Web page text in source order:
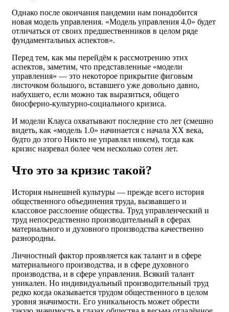
Однако после окончания пандемии нам понадобится
новая модель управления. «Модель управления 4.0» будет
отличаться от своих предшественников в целом ряде
фундаментальных аспектов».
Перед тем, как мы перейдём к рассмотрению этих
аспектов, заметим, что представленные «модели
управления» — это некоторое прикрытие фиговым
листочком большого, вставшего уже довольно давно,
набухшего, если можно так выразиться, общего
биосферно-культурно-социального кризиса.
И модели Клауса охватывают последние сто лет (смешно
видеть, как «модель 1.0» начинается с начала XX века,
будто до этого Никто не управлял никем), тогда как
кризис назревал более чем несколько сотен лет.
Что это за кризис такой?
История нынешней культуры — прежде всего история
общественного объединения труда, вызвавшего и
классовое расслоение общества. Труд управленческий и
труд непосредственно производительный в сферах
материального и духовного производства качественно
разнородны.
Личностный фактор проявляется как талант и в сфере
материального производства, и в сфере духовного
производства, и в сфере управления. Всякий талант
уникален. Но индивидуальный производительный труд
редко когда оказывается трудом общественного в целом
уровня значимости. Его уникальность может обрести